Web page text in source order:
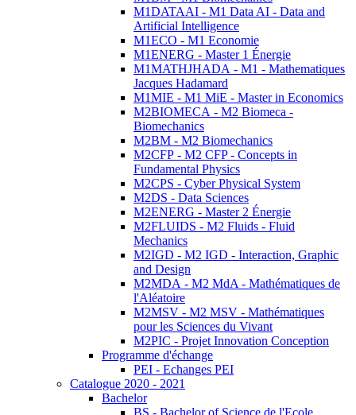
M1DATAAI - M1 Data AI - Data and
Artificial Intelligence
M1ECO - M1 Economie
M1ENERG - Master 1 Énergie
M1MATHJHADA - M1 - Mathematiques
Jacques Hadamard
M1MIE - M1 MiE - Master in Economics
M2BIOMECA - M2 Biomeca -
Biomechanics
M2BM - M2 Biomechanics
M2CFP - M2 CFP - Concepts in
Fundamental Physics
M2CPS - Cyber Physical System
M2DS - Data Sciences
M2ENERG - Master 2 Énergie
M2FLUIDS - M2 Fluids - Fluid
Mechanics
M2IGD - M2 IGD - Interaction, Graphic
and Design
M2MDA - M2 MdA - Mathématiques de
l'Aléatoire
M2MSV - M2 MSV - Mathématiques
pour les Sciences du Vivant
M2PIC - Projet Innovation Conception
Programme d'échange
PEI - Echanges PEI
Catalogue 2020 - 2021
Bachelor
BS - Bachelor of Science de l'Ecole